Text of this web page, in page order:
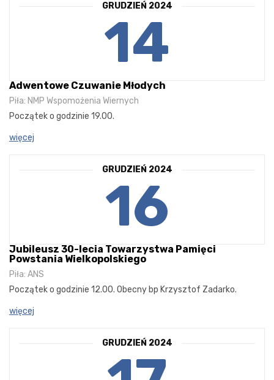
GRUDZIEŃ 2024
14
Adwentowe Czuwanie Młodych
Piła: NMP Wspomożenia Wiernych
Początek o godzinie 19.00.
więcej
GRUDZIEŃ 2024
16
Jubileusz 30-lecia Towarzystwa Pamięci
Powstania Wielkopolskiego
Piła: ANS
Początek o godzinie 12.00. Obecny bp Krzysztof Zadarko.
więcej
GRUDZIEŃ 2024